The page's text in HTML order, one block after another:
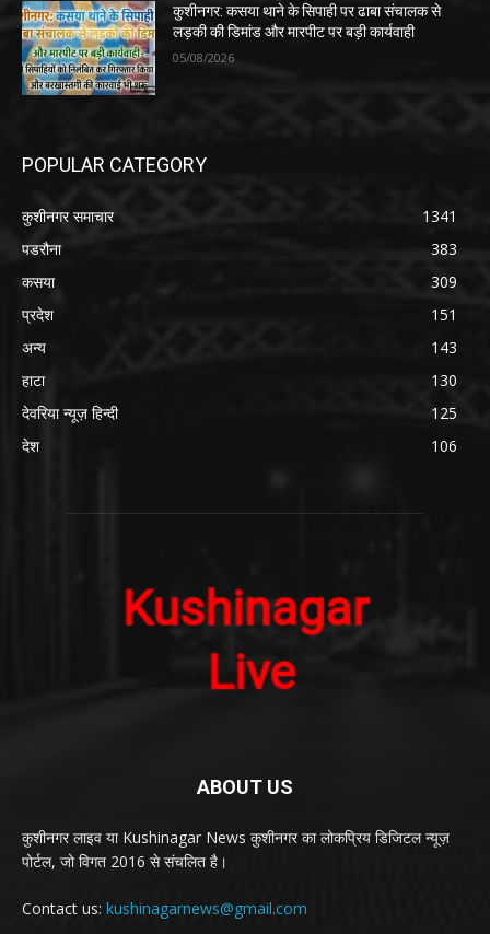
कुशीनगर: कसया थाने के सिपाही पर ढाबा संचालक से
लड़की की डिमांड और मारपीट पर बड़ी कार्यवाही
05/08/2026
POPULAR CATEGORY
कुशीनगर समाचार
1341
पडरौना
383
कसया
309
प्रदेश
151
अन्य
143
हाटा
130
देवरिया न्यूज़ हिन्दी
125
देश
106
ABOUT US
कुशीनगर लाइव या Kushinagar News कुशीनगर का लोकप्रिय डिजिटल न्यूज़
पोर्टल, जो विगत 2016 से संचलित है।
Contact us: kushinagarnews@gmail.com